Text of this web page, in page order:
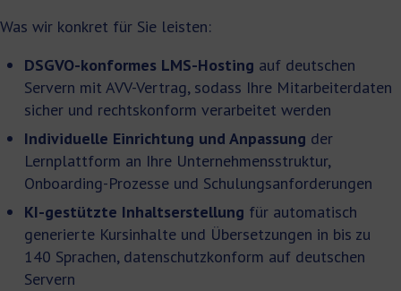
Was wir konkret für Sie leisten:
DSGVO-konformes LMS-Hosting auf deutschen
Servern mit AVV-Vertrag, sodass Ihre Mitarbeiterdaten
sicher und rechtskonform verarbeitet werden
Individuelle Einrichtung und Anpassung der
Lernplattform an Ihre Unternehmensstruktur,
Onboarding-Prozesse und Schulungsanforderungen
KI-gestützte Inhaltserstellung für automatisch
generierte Kursinhalte und Übersetzungen in bis zu
140 Sprachen, datenschutzkonform auf deutschen
Servern